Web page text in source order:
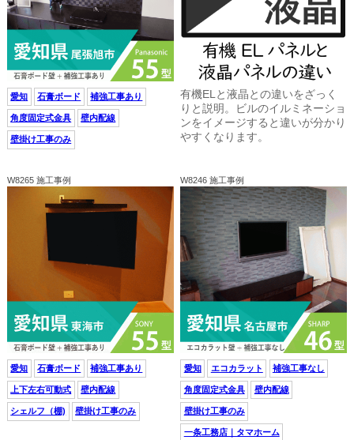
愛知 石膏ボード 補強工事あり
角度固定式金具 壁内配線
壁掛け工事のみ
有機ELと液晶との違いをざっく
りと説明。ビルのイルミネーショ
ンをイメージすると違いが分かり
やすくなります。
W8265 施工事例
愛知 石膏ボード 補強工事あり
上下左右可動式 壁内配線
シェルフ（棚) 壁掛け工事のみ
W8246 施工事例
愛知 エコカラット 補強工事なし
角度固定式金具 壁内配線
壁掛け工事のみ
一条工務店｜タマホーム